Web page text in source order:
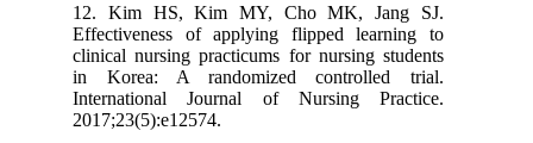
12. Kim HS, Kim MY, Cho MK, Jang SJ.
Effectiveness of applying flipped learning to
clinical nursing practicums for nursing students
in Korea: A randomized controlled trial.
International Journal of Nursing Practice.
2017;23(5):e12574.